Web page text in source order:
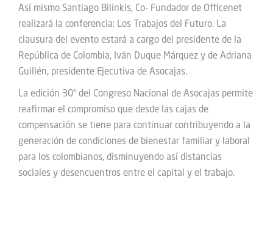
Así mismo Santiago Bilinkis, Co- Fundador de Officenet
realizará la conferencia: Los Trabajos del Futuro. La
clausura del evento estará a cargo del presidente de la
República de Colombia, Iván Duque Márquez y de Adriana
Guillén, presidente Ejecutiva de Asocajas.
La edición 30° del Congreso Nacional de Asocajas permite
reafirmar el compromiso que desde las cajas de
compensación se tiene para continuar contribuyendo a la
generación de condiciones de bienestar familiar y laboral
para los colombianos, disminuyendo así distancias
sociales y desencuentros entre el capital y el trabajo.